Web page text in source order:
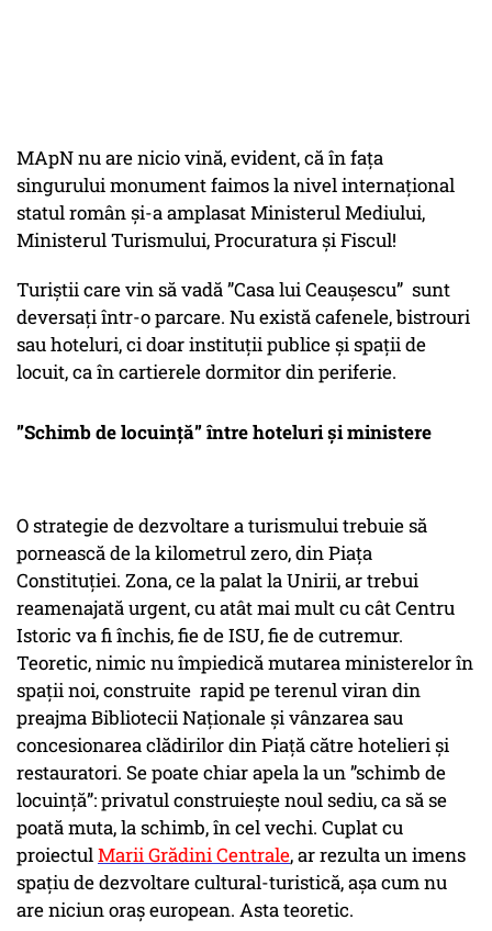
MApN nu are nicio vină, evident, că în fața
singurului monument faimos la nivel internațional
statul român și-a amplasat Ministerul Mediului,
Ministerul Turismului, Procuratura și Fiscul!
Turiștii care vin să vadă ”Casa lui Ceaușescu” sunt
deversați într-o parcare. Nu există cafenele, bistrouri
sau hoteluri, ci doar instituții publice și spații de
locuit, ca în cartierele dormitor din periferie.
”Schimb de locuință” între hoteluri și ministere
O strategie de dezvoltare a turismului trebuie să
pornească de la kilometrul zero, din Piața
Constituției. Zona, ce la palat la Unirii, ar trebui
reamenajată urgent, cu atât mai mult cu cât Centru
Istoric va fi închis, fie de ISU, fie de cutremur.
Teoretic, nimic nu împiedică mutarea ministerelor în
spații noi, construite rapid pe terenul viran din
preajma Bibliotecii Naționale și vânzarea sau
concesionarea clădirilor din Piață către hotelieri și
restauratori. Se poate chiar apela la un ”schimb de
locuință”: privatul construiește noul sediu, ca să se
poată muta, la schimb, în cel vechi. Cuplat cu
proiectulMarii Grădini Centrale, ar rezulta un imens
spațiu de dezvoltare cultural-turistică, așa cum nu
are niciun oraș european. Asta teoretic.